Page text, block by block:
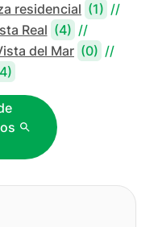
residencial (1) //
Real (4) //
del Mar (0) //